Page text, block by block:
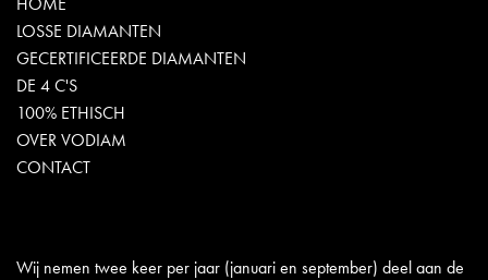
LOSSE DIAMANTEN
GECERTIFICEERDE DIAMANTEN
DE 4 C'S
100% ETHISCH
OVER VODIAM
CONTACT
Wij nemen twee keer per jaar (januari en september) deel aan de